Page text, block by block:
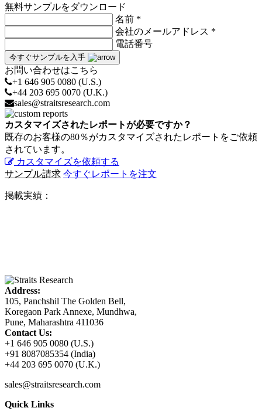
無料サンプルをダウンロード
名前 *
会社のメールアドレス *
電話番号
今すぐサンプルを入手
お問い合わせはこちら
+1 646 905 0080 (U.S.)
+44 203 695 0070 (U.K.)
sales@straitsresearch.com
カスタマイズされたレポートが必要ですか？
既存のお客様の80％がカスタマイズされたレポートをご依頼
されています。
カスタマイズを依頼する
サンプル請求 今すぐレポートを注文
掲載実績：
Address:
105, Panchshil The Golden Bell,
Koregaon Park Annexe, Mundhwa,
Pune, Maharashtra 411036
Contact Us:
+1 646 905 0080 (U.S.)
+91 8087085354 (India)
+44 203 695 0070 (U.K.)
sales@straitsresearch.com
Quick Links